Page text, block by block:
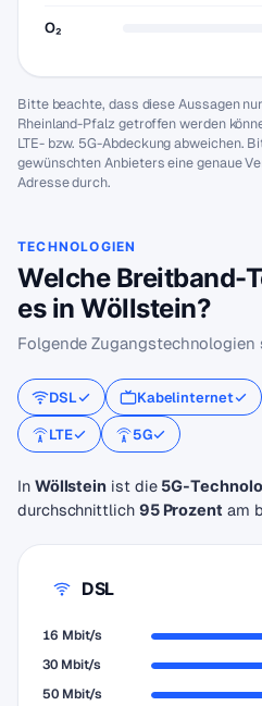
O₂
Bitte beachte, dass diese Aussagen
Rheinland-Pfalz getroffen werden
LTE- bzw. 5G-Abdeckung abweichen.
gewünschten Anbieters eine genaue
Adresse durch.
TECHNOLOGIEN
Welche Breitband-
es in Wöllstein?
Folgende
DSL Kabelinternet
LTE
5G
In Wöllstein ist die 5G-
durchschnittlich 95 Prozent am
DSL
16 Mbit/s
30 Mbit/s
50 Mbit/s